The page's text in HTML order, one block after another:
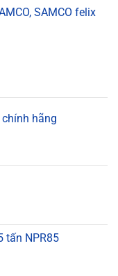
SAMCO felix
hãng
tấn NPR85